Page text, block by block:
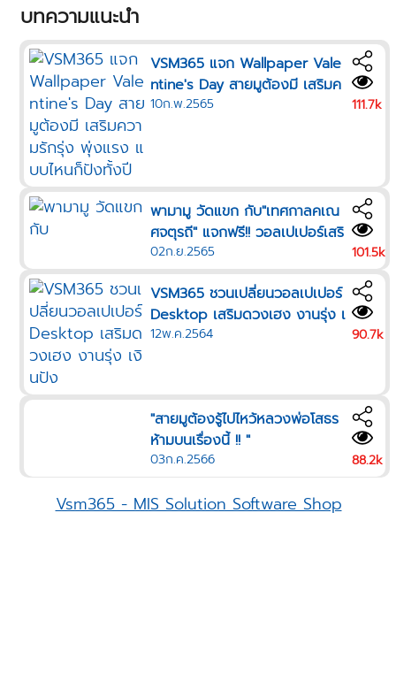
บทความแนะนำ
VSM365 แจก Wallpaper Vale
ntine's Day สายมูต้องมี เสริมค
วามรักรุ่ง พุ่งแรง แบบไหนก็ปังทั้
10ก.พ.2565 111.7k
พามามู วัดแขก กับ"เทศกาลคเณ
ศจตุรถี" แจกฟรี!! วอลเปเปอร์เสริ
มดวง บูชาพระพิฆเนศตามวันเกิด
02ก.ย.2565 101.5k
VSM365 ชวนเปลี่ยนวอลเปเปอร์
Desktop เสริมดวงเฮง งานรุ่ง เ
งินปัง
12พ.ค.2564 90.7k
"สายมูต้องรู้ไปไหว้หลวงพ่อโสธร
ห้ามบนเรื่องนี้ !! "
03ก.ค.2566 88.2k
Vsm365 - MIS Solution Software Shop